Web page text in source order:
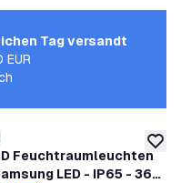
zur
Feuchtraumleuchten
LED - IP65 - 36W
öffnen
Tag versandt
EUR